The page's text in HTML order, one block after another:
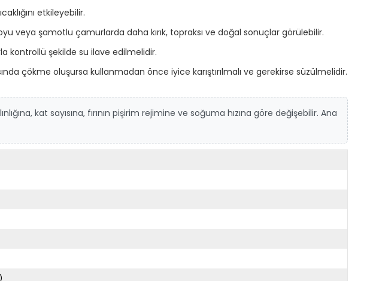
etkileyebilir.
veya şamotlu çamurlarda daha kırık, topraksı ve doğal sonuçlar görülebilir.
kontrollü şekilde su ilave edilmelidir.
çökme oluşursa kullanmadan önce iyice karıştırılmalı ve gerekirse süzülmelidir.
kat sayısına, fırının pişirim rejimine ve soğuma hızına göre değişebilir. Ana